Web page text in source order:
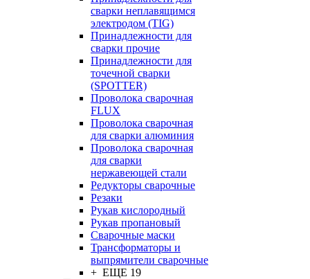
сварки неплавящимся
электродом (TIG)
Принадлежности для
сварки прочие
Принадлежности для
точечной сварки
(SPOTTER)
Проволока сварочная
FLUX
Проволока сварочная
для сварки алюминия
Проволока сварочная
для сварки
нержавеющей стали
Редукторы сварочные
Резаки
Рукав кислородный
Рукав пропановый
Сварочные маски
Трансформаторы и
выпрямители сварочные
+ ЕЩЕ 19